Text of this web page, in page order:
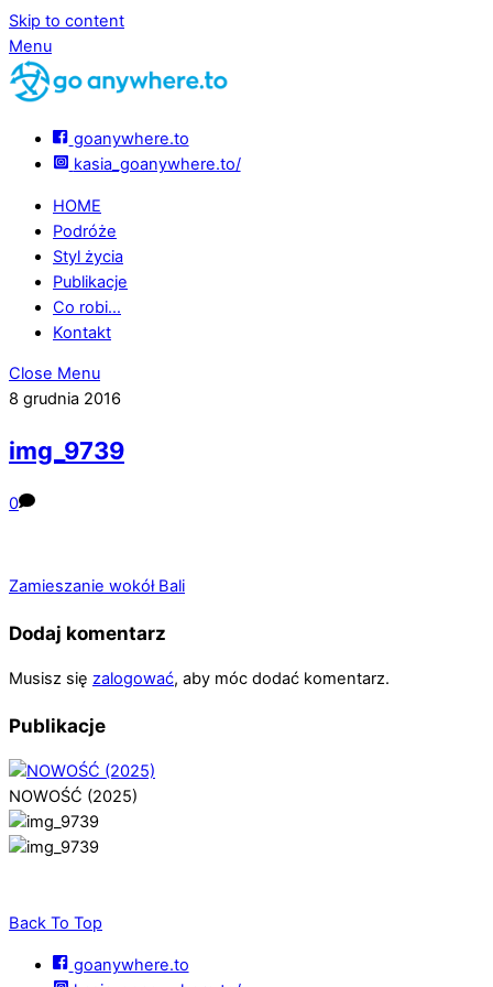
Skip to content
Menu
goanywhere.to
kasia_goanywhere.to/
HOME
Podróże
Styl życia
Publikacje
Co robi…
Kontakt
Close Menu
8 grudnia 2016
img_9739
0
Zamieszanie wokół Bali
Dodaj komentarz
Musisz się zalogować, aby móc dodać komentarz.
Publikacje
NOWOŚĆ (2025)
Back To Top
goanywhere.to